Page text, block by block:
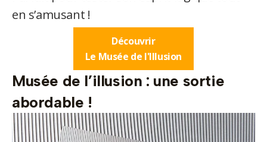
en s’amusant !
Découvrir
Le Musée de l'Illusion
Musée de l’illusion : une sortie
abordable !